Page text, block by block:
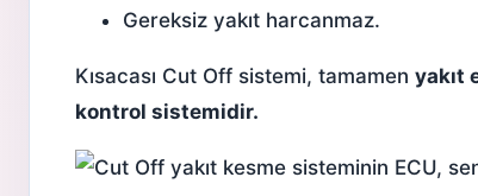
Gereksiz yakıt harcanmaz.
Kısacası Cut Off sistemi, tamamen yakıt
kontrol sistemidir.